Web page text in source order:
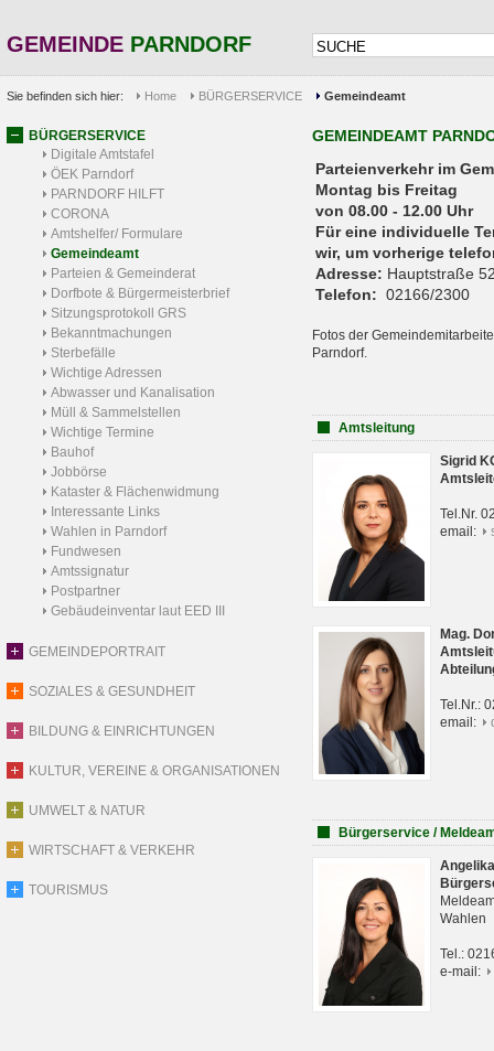
GEMEINDE PARNDORF
Sie befinden sich hier: Home BÜRGERSERVICE Gemeindeamt
BÜRGERSERVICE
Digitale Amtstafel
ÖEK Parndorf
PARNDORF HILFT
CORONA
Amtshelfer/ Formulare
Gemeindeamt
Parteien & Gemeinderat
Dorfbote & Bürgermeisterbrief
Sitzungsprotokoll GRS
Bekanntmachungen
Sterbefälle
Wichtige Adressen
Abwasser und Kanalisation
Müll & Sammelstellen
Wichtige Termine
Bauhof
Jobbörse
Kataster & Flächenwidmung
Interessante Links
Wahlen in Parndorf
Fundwesen
Amtssignatur
Postpartner
Gebäudeinventar laut EED III
GEMEINDEPORTRAIT
SOZIALES & GESUNDHEIT
BILDUNG & EINRICHTUNGEN
KULTUR, VEREINE & ORGANISATIONEN
UMWELT & NATUR
WIRTSCHAFT & VERKEHR
TOURISMUS
GEMEINDEAMT
Parteienverkehr
Montag bis Freitag
von 08.00 - 12.00 Uhr
Für eine individuelle
wir, um vorherige
Adresse: Hauptstraße
Telefon: 02166/2300
Fotos der
Parndorf.
Amtsleitung
Sigrid
Tel.Nr.
email:
Mag.
Tel.Nr.:
email:
Bürgerservice /
Wahlen
Tel.:
e-mail: